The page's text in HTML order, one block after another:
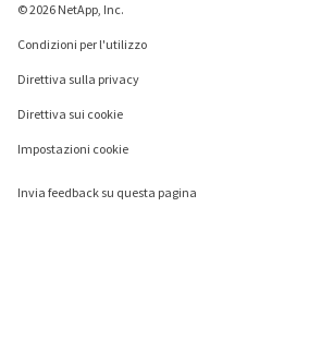
© 2026 NetApp, Inc.
Condizioni per l'utilizzo
Direttiva sulla privacy
Direttiva sui cookie
Impostazioni cookie
Invia feedback su questa pagina